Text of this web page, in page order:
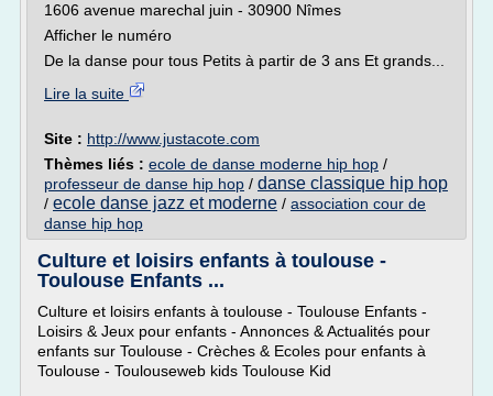
1606 avenue marechal juin - 30900 Nîmes
Afficher le numéro
De la danse pour tous Petits à partir de 3 ans Et grands...
Lire la suite
Site : http://www.justacote.com
Thèmes liés : ecole de danse moderne hip hop /
professeur de danse hip hop / danse classique hip hop
/ ecole danse jazz et moderne / association cour de
danse hip hop
Culture et loisirs enfants à toulouse -
Toulouse Enfants ...
Culture et loisirs enfants à toulouse - Toulouse Enfants -
Loisirs & Jeux pour enfants - Annonces & Actualités pour
enfants sur Toulouse - Crèches & Ecoles pour enfants à
Toulouse - Toulouseweb kids Toulouse Kid